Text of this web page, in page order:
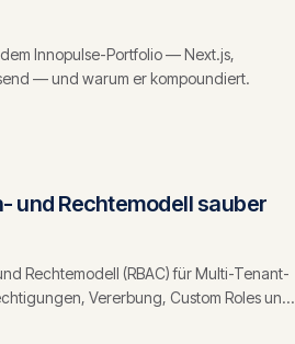
Innopulse-Portfolio — Next.js,
— und warum er kompoundiert.
und Rechtemodell sauber
Rechtemodell (RBAC) für Multi-Tenant-
Vererbung, Custom Roles und